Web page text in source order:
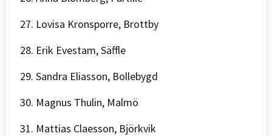
27. Lovisa Kronsporre, Brottby
28. Erik Evestam, Säffle
29. Sandra Eliasson, Bollebygd
30. Magnus Thulin, Malmö
31. Mattias Claesson, Björkvik